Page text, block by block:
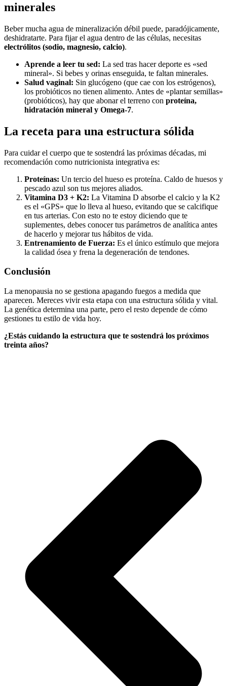
minerales
Beber mucha agua de mineralización débil puede, paradójicamente,
deshidratarte. Para fijar el agua dentro de las células, necesitas
electrólitos (sodio, magnesio, calcio).
Aprende a leer tu sed: La sed tras hacer deporte es «sed
mineral». Si bebes y orinas enseguida, te faltan minerales.
Salud vaginal: Sin glucógeno (que cae con los estrógenos),
los probióticos no tienen alimento. Antes de «plantar semillas»
(probióticos), hay que abonar el terreno con proteína,
hidratación mineral y Omega-7.
La receta para una estructura sólida
Para cuidar el cuerpo que te sostendrá las próximas décadas, mi
recomendación como nutricionista integrativa es:
Proteínas: Un tercio del hueso es proteína. Caldo de huesos y
pescado azul son tus mejores aliados.
Vitamina D3 + K2: La Vitamina D absorbe el calcio y la K2
es el «GPS» que lo lleva al hueso, evitando que se calcifique
en tus arterias. Con esto no te estoy diciendo que te
suplementes, debes conocer tus parámetros de analítica antes
de hacerlo y mejorar tus hábitos de vida.
Entrenamiento de Fuerza: Es el único estímulo que mejora
la calidad ósea y frena la degeneración de tendones.
Conclusión
La menopausia no se gestiona apagando fuegos a medida que
aparecen. Mereces vivir esta etapa con una estructura sólida y vital.
La genética determina una parte, pero el resto depende de cómo
gestiones tu estilo de vida hoy.
¿Estás cuidando la estructura que te sostendrá los próximos
treinta años?